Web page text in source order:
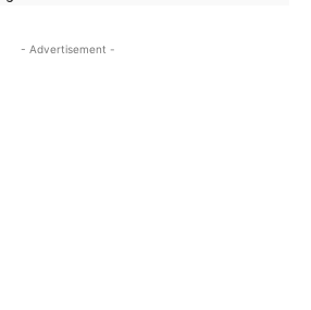
- Advertisement -